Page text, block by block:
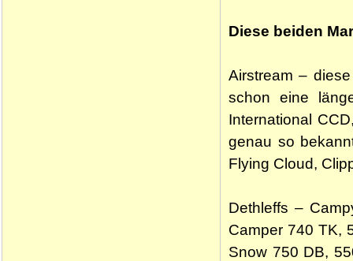
Diese beiden
Airstream –
schon eine
International
genau so
Flying Cloud,
Dethleffs –
Camper 740 TK,
Snow 750 DB,